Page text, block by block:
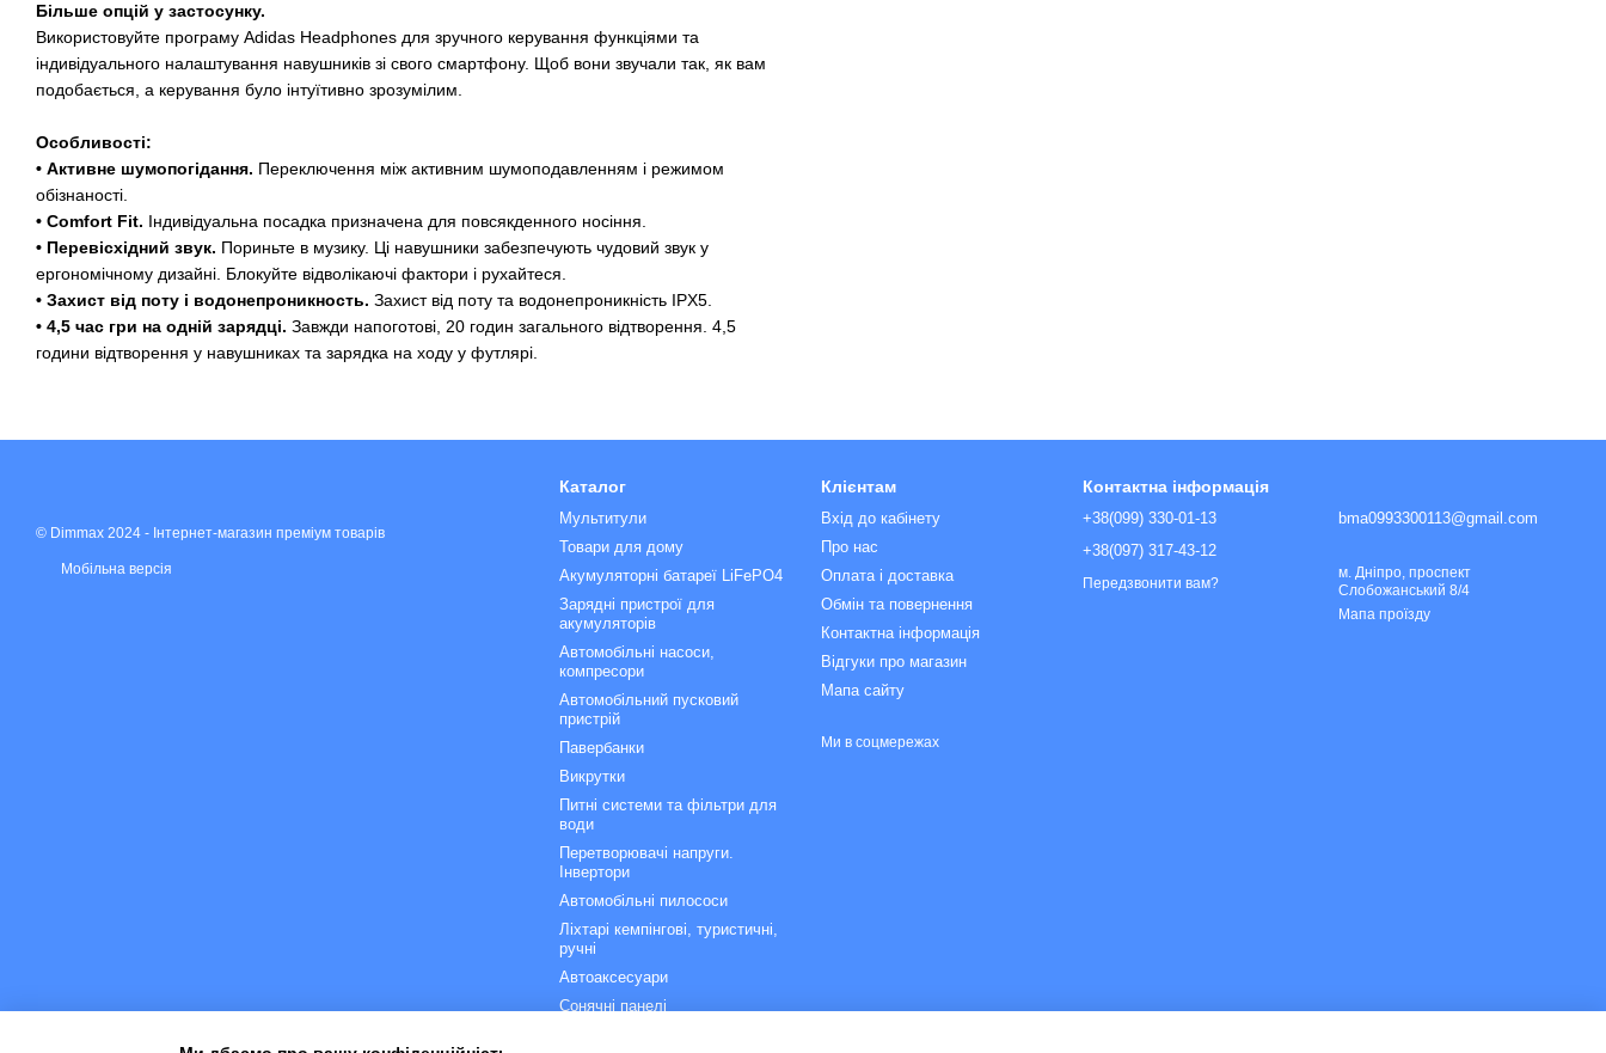
Більше опцій у застосунку.
Використовуйте програму Adidas Headphones для зручного керування функціями та
індивідуального налаштування навушників зі свого смартфону. Щоб вони звучали так, як вам
подобається, а керування було інтуїтивно зрозумілим.
Особливості:
• Активне шумопогідання. Переключення між активним шумоподавленням і режимом
обізнаності.
• Comfort Fit. Індивідуальна посадка призначена для повсякденного носіння.
• Перевісхідний звук. Пориньте в музику. Ці навушники забезпечують чудовий звук у
ергономічному дизайні. Блокуйте відволікаючі фактори і рухайтеся.
• Захист від поту і водонепроникность. Захист від поту та водонепроникність IPX5.
• 4,5 час гри на одній зарядці. Завжди напоготові, 20 годин загального відтворення. 4,5
години відтворення у навушниках та зарядка на ходу у футлярі.
© Dimmax 2024 - Інтернет-магазин преміум товарів
Мобільна версія
Каталог
Мультитули
Товари для дому
Акумуляторні батареї LiFePO4
Зарядні пристрої для
акумуляторів
Автомобільні насоси,
компресори
Автомобільний пусковий
пристрій
Павербанки
Викрутки
Питні системи та фільтри для
води
Перетворювачі напруги.
Інвертори
Автомобільні пилососи
Ліхтарі кемпінгові, туристичні,
ручні
Автоаксесуари
Сонячні панелі
Клієнтам
Вхід до кабінету
Про нас
Оплата і доставка
Обмін та повернення
Контактна інформація
Відгуки про магазин
Мапа сайту
Ми в соцмережах
Контактна інформація
+38(099) 330-01-13
+38(097) 317-43-12
Передзвонити вам?
bma0993300113@gmail.com
м. Дніпро, проспект
Слобожанський 8/4
Мапа проїзду